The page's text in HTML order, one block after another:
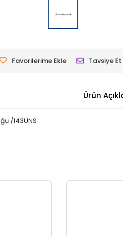
Favorilerime Ekle Tavsiye Et
Ürün
/143UNS